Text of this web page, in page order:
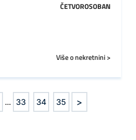
ČETVOROSOBAN
Više o nekretnini >
... 33 34 35 >